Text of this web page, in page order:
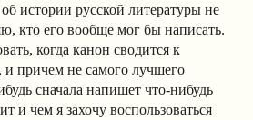
истории русской литературы не
кто его вообще мог бы написать.
когда канон сводится к
причем не самого лучшего
сначала напишет что-нибудь
и чем я захочу воспользоваться